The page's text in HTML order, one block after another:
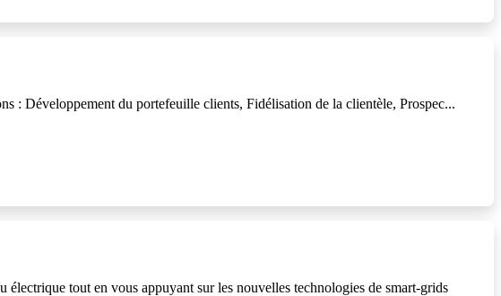
: Développement du portefeuille clients, Fidélisation de la clientèle, Prospec...
tout en vous appuyant sur les nouvelles technologies de smart-grids